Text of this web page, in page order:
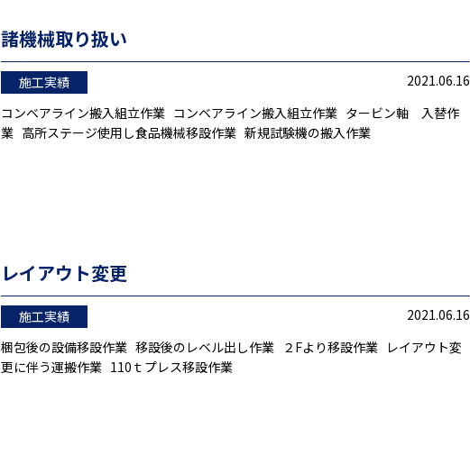
諸機械取り扱い
施工実績
2021.06.16
コンベアライン搬入組立作業 コンベアライン搬入組立作業 タービン軸 入替作
業 高所ステージ使用し食品機械移設作業 新規試験機の搬入作業
レイアウト変更
施工実績
2021.06.16
梱包後の設備移設作業 移設後のレベル出し作業 ２Fより移設作業 レイアウト変
更に伴う運搬作業 110ｔプレス移設作業